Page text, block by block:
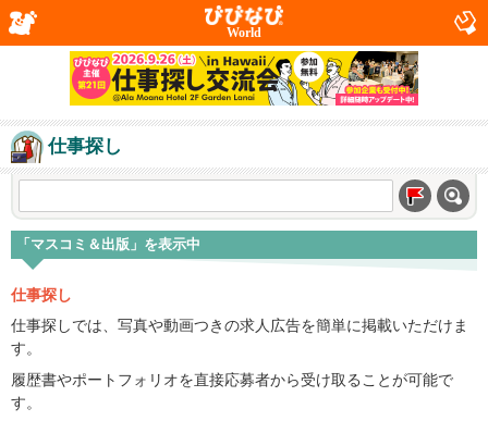
World
仕事探し
「マスコミ＆出版」を表示中
仕事探し
仕事探しでは、写真や動画つきの求人広告を簡単に掲載いただけま
す。
履歴書やポートフォリオを直接応募者から受け取ることが可能で
す。